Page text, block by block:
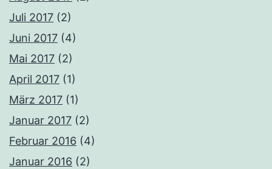
Juli 2017 (2)
Juni 2017 (4)
Mai 2017 (2)
April 2017 (1)
März 2017 (1)
Januar 2017 (2)
Februar 2016 (4)
Januar 2016 (2)